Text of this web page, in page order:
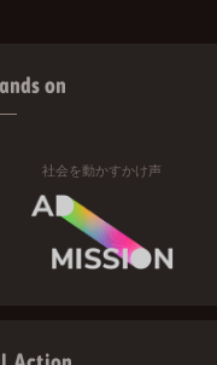
on
社会を動かすかけ声